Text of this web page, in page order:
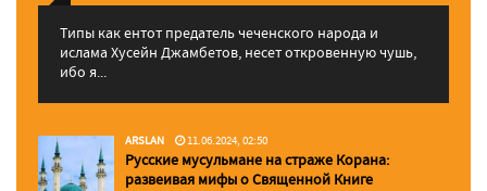
Типы как ентот предатель чеченского народа и
ислама Хусейн Джамбетов, несет откровенную чушь,
ибо я...
ARSLAN 11.06.2024, 02:50
Русские мусульмане на страже Корана:
pазвеивая мифы о Священной Книге